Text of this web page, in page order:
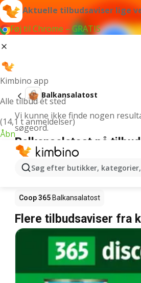
Aktuelle tilbudsaviser lige
Føj til Chrome – GRATIS
Kimbino app
Alle tilbud ét sted
(14,1 t anmeldelser)
Åbn
Søg efter butikker,
Balkansalatost
Vi kunne ikke finde nogen
søgeord.
Balkansalatost på
den købes?
Coop 365 Balkansalatost
Flere tilbudsaviser fra